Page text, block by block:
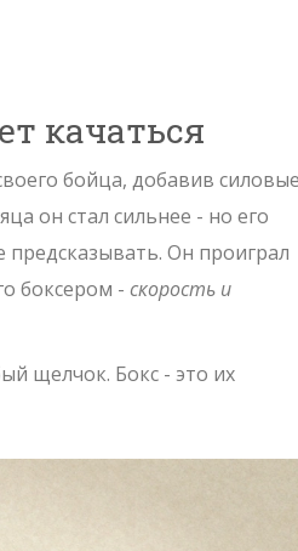
качаться
бойца, добавив
он стал сильнее - но его
предсказывать. Он проиграл
боксером - скорость и
щелчок. Бокс - это их